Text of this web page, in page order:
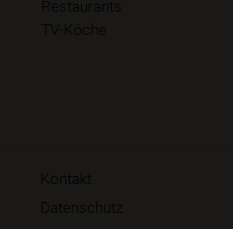
Restaurants
TV-Köche
Kontakt
Datenschutz